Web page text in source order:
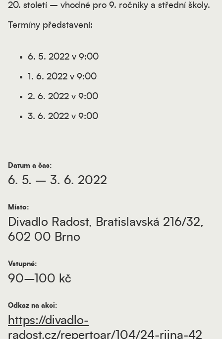
20. století – vhodné pro 9. ročníky a střední školy.
Termíny představení:
6. 5. 2022 v 9:00
1. 6. 2022 v 9:00
2. 6. 2022 v 9:00
3. 6. 2022 v 9:00
Datum a čas:
6. 5. – 3. 6. 2022
Místo:
Divadlo Radost, Bratislavská 216/32,
602 00 Brno
Vstupné:
90–100 kč
Odkaz na akci:
https://divadlo-
radost.cz/repertoar/104/24-rijna-42